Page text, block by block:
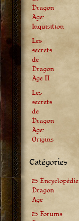
Dragon
Age:
Inquisition
Les
secrets
de
Dragon
Age II
Les
secrets
de
Dragon
Age:
Origins
Catégories
Encyclopédie
Dragon
Age
Forums